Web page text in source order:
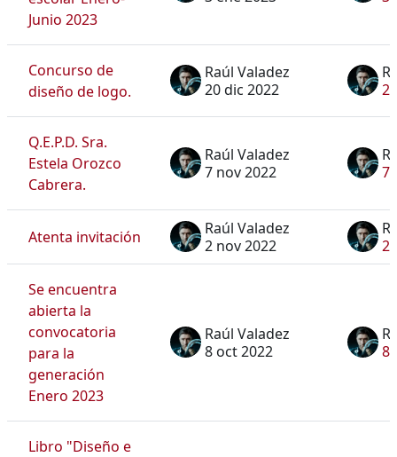
Junio 2023
Concurso de
diseño de logo.
Raúl Valadez
20 dic 2022
Q.E.P.D. Sra.
Estela Orozco
Cabrera.
Raúl Valadez
7 nov 2022
7
Atenta invitación
Raúl Valadez
2 nov 2022
2
Se encuentra
abierta la
convocatoria
para la
generación
Enero 2023
Raúl Valadez
8 oct 2022
8
Libro "Diseño e